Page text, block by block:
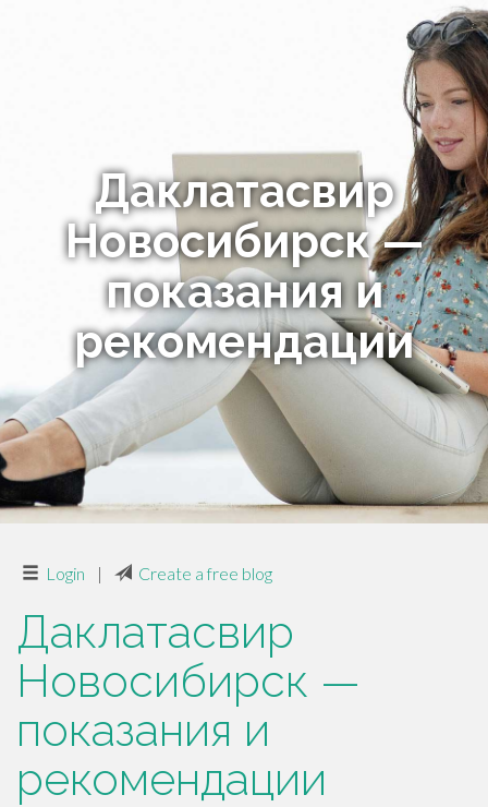
Даклатасвир
Новосибирск —
показания и
рекомендации
Login | Create a free blog
Даклатасвир
Новосибирск —
показания и
рекомендации